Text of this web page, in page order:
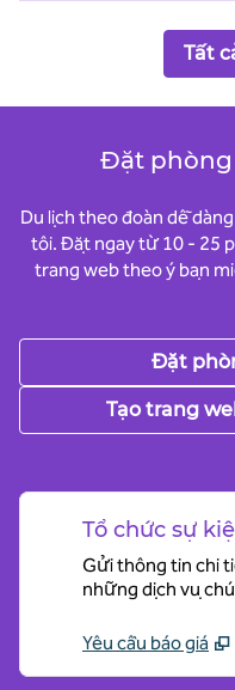
Tất
Đặt phòng
Du lịch theo đoàn dễ
tôi. Đặt ngay từ 10 - 25
trang web theo ý bạn
Đặt
Tạo trang
Tổ chức sự
Gửi thông tin chi
những dịch vụ
Yêu cầu báo giá